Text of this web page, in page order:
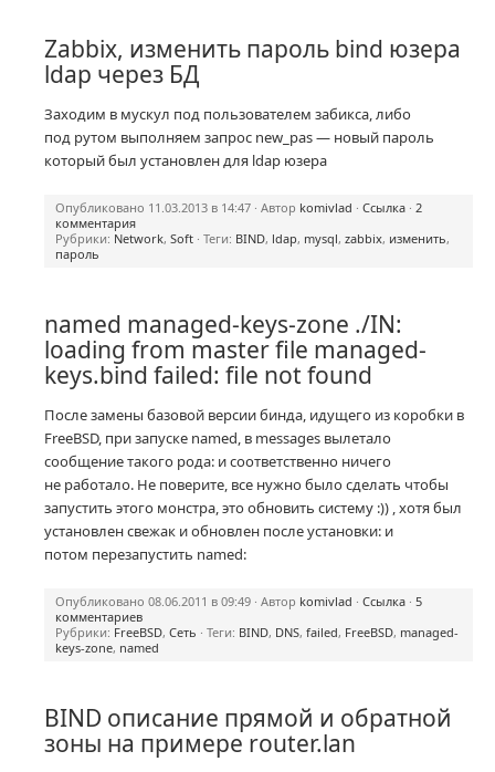
Zabbix, изменить пароль bind юзера
ldap через БД
Заходим в мускул под пользователем забикса, либо
под рутом выполняем запрос new_pas — новый пароль
который был установлен для ldap юзера
Опубликовано 11.03.2013 в 14:47 · Автор komivlad · Ссылка · 2
комментария
Рубрики: Network, Soft · Теги: BIND, ldap, mysql, zabbix, изменить,
пароль
named managed-keys-zone ./IN:
loading from master file managed-
keys.bind failed: file not found
После замены базовой версии бинда, идущего из коробки в
FreeBSD, при запуске named, в messages вылетало
сообщение такого рода: и соответственно ничего
не работало. Не поверите, все нужно было сделать чтобы
запустить этого монстра, это обновить систему :)) , хотя был
установлен свежак и обновлен после установки: и
потом перезапустить named:
Опубликовано 08.06.2011 в 09:49 · Автор komivlad · Ссылка · 5
комментариев
Рубрики: FreeBSD, Сеть · Теги: BIND, DNS, failed, FreeBSD, managed-
keys-zone, named
BIND описание прямой и обратной
зоны на примере router.lan